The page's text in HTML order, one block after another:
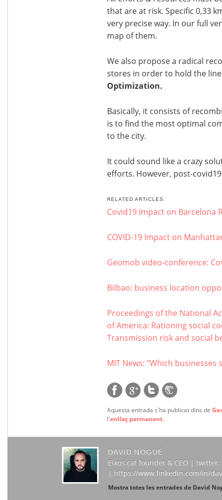
that are at risk. Specific 0,33
very precise way. In our full
map of them.
We also propose a radical
stores in order to hold the
Optimization.
Basically, it consists of
is to find the most optimal
to the city.
It could sound like a crazy
efforts. However, post-
RELATED ARTICLES:
Covid19 Impact on Barcelona
COVID-19 Impact on
Geomob video-conference:
Bilbao: business location
Proceedings of the National
of America: Rationing social
Transmission risk and social
MIT News: “Which businesses
Aquesta entrada s'ha publicat dins de
l'enllaç permanent.
DAVID NOGUÉ
Eixos.cat founder & CEO |
| https://www.linkedin.com/in/
Mostra totes les entrades de David